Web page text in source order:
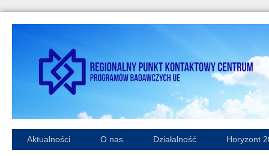
Aktualności O nas Działalność Horyzont